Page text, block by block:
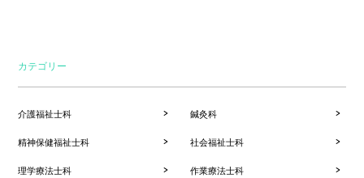
カテゴリー
介護福祉士科 鍼灸科
精神保健福祉士科 社会福祉士科
理学療法士科 作業療法士科